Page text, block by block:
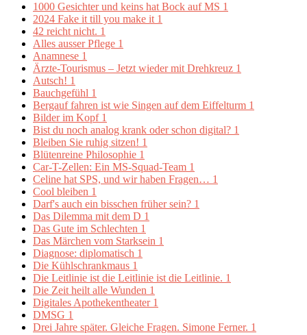
1000 Gesichter und keins hat Bock auf MS 1
2024 Fake it till you make it 1
42 reicht nicht. 1
Alles ausser Pflege 1
Anamnese 1
Ärzte-Tourismus – Jetzt wieder mit Drehkreuz 1
Autsch! 1
Bauchgefühl 1
Bergauf fahren ist wie Singen auf dem Eiffelturm 1
Bilder im Kopf 1
Bist du noch analog krank oder schon digital? 1
Bleiben Sie ruhig sitzen! 1
Blütenreine Philosophie 1
Car-T-Zellen: Ein MS-Squad-Team 1
Celine hat SPS, und wir haben Fragen… 1
Cool bleiben 1
Darf's auch ein bisschen früher sein? 1
Das Dilemma mit dem D 1
Das Gute im Schlechten 1
Das Märchen vom Starksein 1
Diagnose: diplomatisch 1
Die Kühlschrankmaus 1
Die Leitlinie ist die Leitlinie ist die Leitlinie. 1
Die Zeit heilt alle Wunden 1
Digitales Apothekentheater 1
DMSG 1
Drei Jahre später. Gleiche Fragen. Simone Ferner. 1